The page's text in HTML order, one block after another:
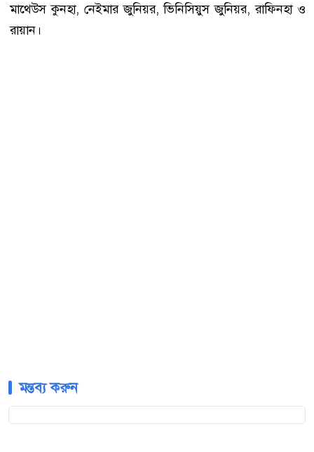
মাথেউস কুনহা, নেইমার জুনিয়র, ভিনিসিয়ুস জুনিয়র, রাফিনহা ও
রায়ান।
মন্তব্য করুন